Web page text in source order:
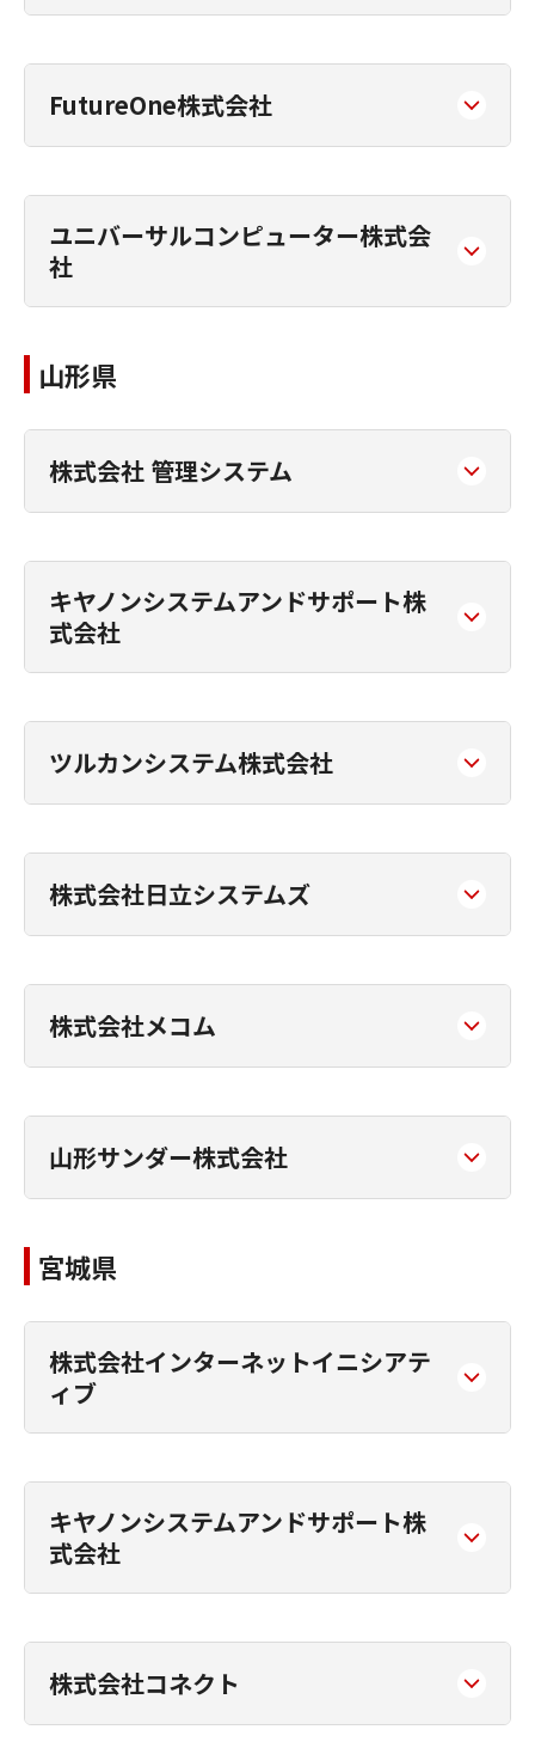
FutureOne株式会社
ユニバーサルコンピューター株式会
社
山形県
株式会社 管理システム
キヤノンシステムアンドサポート株
式会社
ツルカンシステム株式会社
株式会社日立システムズ
株式会社メコム
山形サンダー株式会社
宮城県
株式会社インターネットイニシアテ
ィブ
キヤノンシステムアンドサポート株
式会社
株式会社コネクト